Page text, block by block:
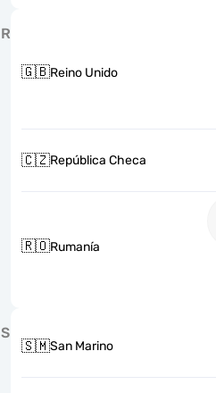
R
🇬🇧Reino Unido
🇨🇿República Checa
🇷🇴Rumanía
S
🇸🇲San Marino